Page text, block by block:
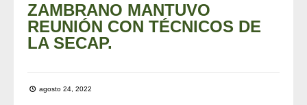
ZAMBRANO MANTUVO
REUNIÓN CON TÉCNICOS DE
LA SECAP.
agosto 24, 2022